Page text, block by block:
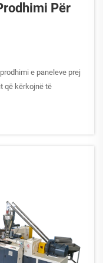
Për
e paneleve prej
që kërkojnë të
të lartë, të përdorura
dhe të dekorimit.